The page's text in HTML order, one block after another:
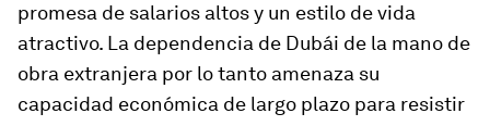
promesa de salarios altos y un estilo de vida
atractivo. La dependencia de Dubái de la mano de
obra extranjera por lo tanto amenaza su
capacidad económica de largo plazo para resistir